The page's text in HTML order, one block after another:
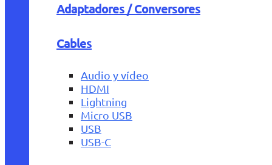
Adaptadores / Conversores
Cables
Audio y vídeo
HDMI
Lightning
Micro USB
USB
USB-C